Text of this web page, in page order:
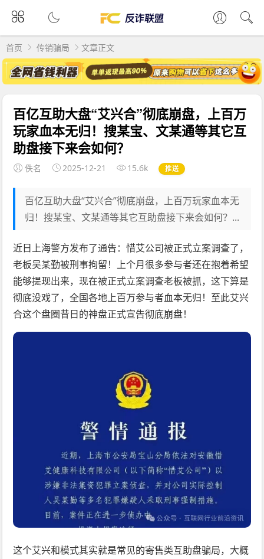
首页 传销骗局 文章正文
百亿互助大盘“艾兴合”彻底崩盘，上百万
玩家血本无归！搜某宝、文某通等其它互
助盘接下来会如何？
佚名 2025-12-21 15.6k 推送
百亿互助大盘“艾兴合”彻底崩盘，上百万玩家血本无
归！搜某宝、文某通等其它互助盘接下来会如何？...
近日上海警方发布了通告：惜艾公司被正式立案调查了，
老板吴某勤被刑事拘留！上个月很多参与者还在抱着希望
能够提现出来，现在被正式立案调查老板被抓，这下算是
彻底没戏了，全国各地上百万参与者血本无归！至此艾兴
合这个盘圈昔日的神盘正式宣告彻底崩盘！
这个艾兴和模式其实就是常见的寄售类互助盘骗局，大概